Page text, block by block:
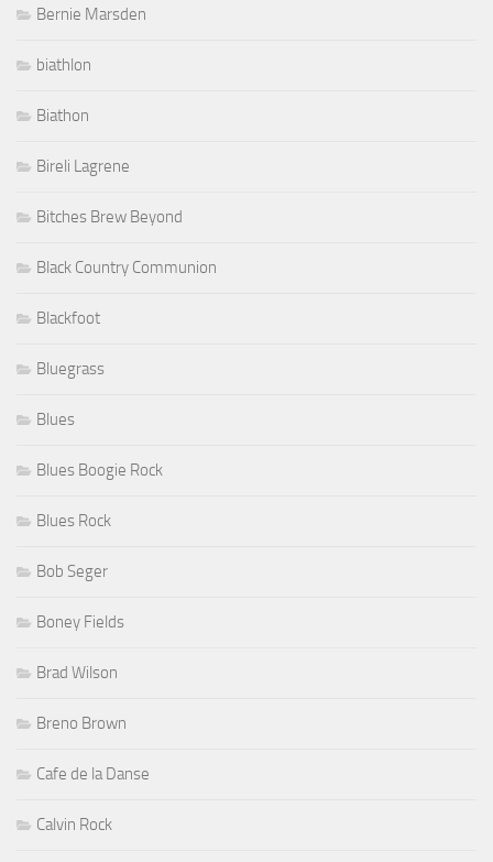
Bernie Marsden
biathlon
Biathon
Bireli Lagrene
Bitches Brew Beyond
Black Country Communion
Blackfoot
Bluegrass
Blues
Blues Boogie Rock
Blues Rock
Bob Seger
Boney Fields
Brad Wilson
Breno Brown
Cafe de la Danse
Calvin Rock